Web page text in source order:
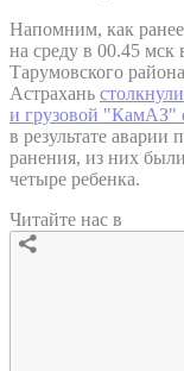
Напомним, как
на среду в 00.45 мск
Тарумовского
Астрахань
и грузовой "КамАЗ"
в результате аварии
ранения, из них
четыре ребенка.
Читайте нас в